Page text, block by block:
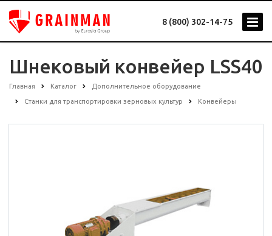
8 (800) 302-14-75
Шнековый конвейер LSS40
Главная Каталог Дополнительное оборудование
Станки для транспортировки зерновых культур Конвейеры